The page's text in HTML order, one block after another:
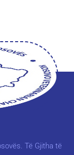
Të Gjitha të